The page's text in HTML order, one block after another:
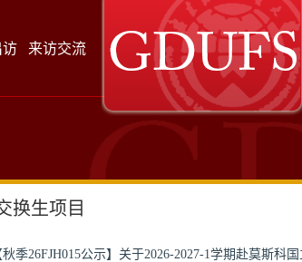
来访交流
换生项目
秋季26FJH015公示】关于2026-2027-1学期赴莫斯科